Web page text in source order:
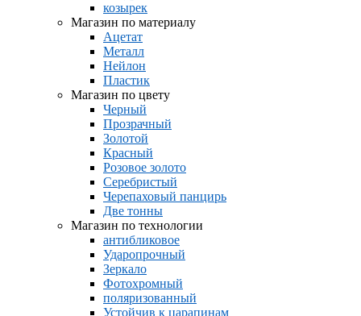
козырек
Магазин по материалу
Ацетат
Металл
Нейлон
Пластик
Магазин по цвету
Черный
Прозрачный
Золотой
Красный
Розовое золото
Серебристый
Черепаховый панцирь
Две тонны
Магазин по технологии
антибликовое
Ударопрочный
Зеркало
Фотохромный
поляризованный
Устойчив к царапинам